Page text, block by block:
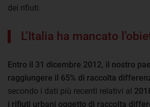
dei rifiuti.
L’Italia ha mancato
Entro il 31 dicembre 2012, il nostro
raggiungere il 65% di raccolta
secondo i dati più recenti relativi al
i rifiuti urbani oggetto di raccolta